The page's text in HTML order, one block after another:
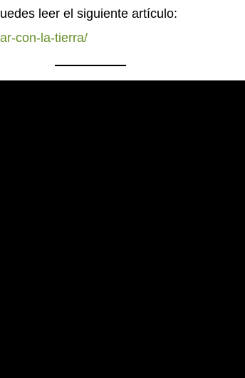
leer el siguiente artículo:
con-la-tierra/